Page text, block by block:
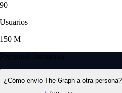
90
Usuarios
150 M
Preguntas frecuentes
¿Cómo envío The Graph a otra persona?